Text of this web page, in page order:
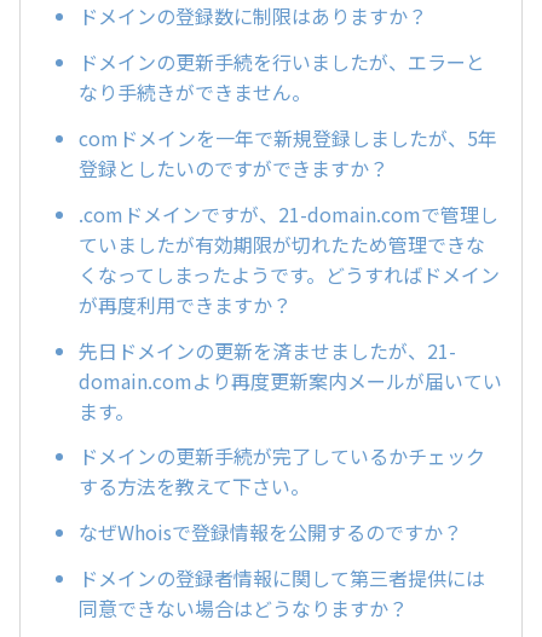
ドメインの登録数に制限はありますか？
ドメインの更新手続を行いましたが、エラーと
なり手続きができません。
comドメインを一年で新規登録しましたが、5年
登録としたいのですができますか？
.comドメインですが、21-domain.comで管理し
ていましたが有効期限が切れたため管理できな
くなってしまったようです。どうすればドメイン
が再度利用できますか？
先日ドメインの更新を済ませましたが、21-
domain.comより再度更新案内メールが届いてい
ます。
ドメインの更新手続が完了しているかチェック
する方法を教えて下さい。
なぜWhoisで登録情報を公開するのですか？
ドメインの登録者情報に関して第三者提供には
同意できない場合はどうなりますか？